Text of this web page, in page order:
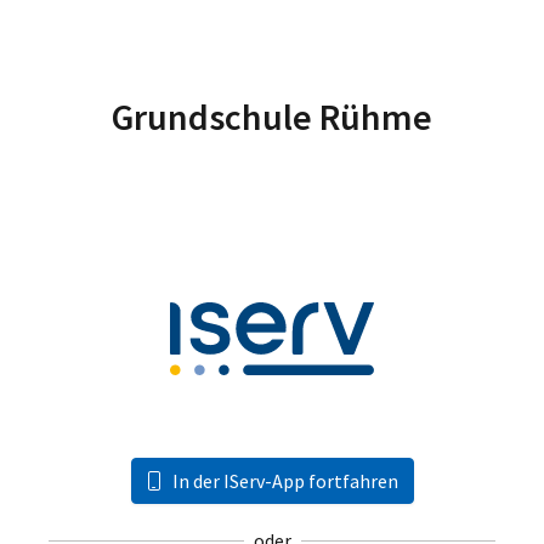
Grundschule Rühme
In der IServ-App fortfahren